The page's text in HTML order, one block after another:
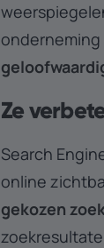
Ze
Search
online
gekozen